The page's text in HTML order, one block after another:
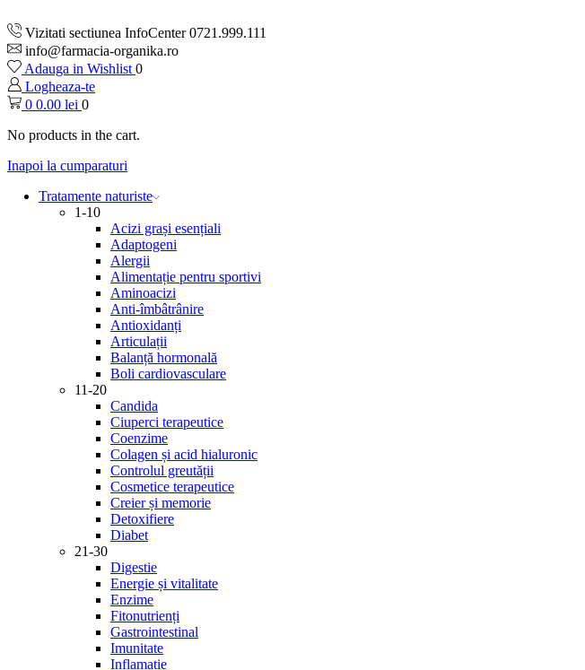
Vizitati sectiunea InfoCenter 0721.999.111
info@farmacia-organika.ro
Adauga in Wishlist 0
Logheaza-te
0 0.00 lei 0
No products in the cart.
Inapoi la cumparaturi
Tratamente naturiste
1-10
Acizi grași esențiali
Adaptogeni
Alergii
Alimentație pentru sportivi
Aminoacizi
Anti-îmbâtrânire
Antioxidanți
Articulații
Balanță hormonală
Boli cardiovasculare
11-20
Candida
Ciuperci terapeutice
Coenzime
Colagen și acid hialuronic
Controlul greutății
Cosmetice terapeutice
Creier și memorie
Detoxifiere
Diabet
21-30
Digestie
Energie și vitalitate
Enzime
Fitonutrienți
Gastrointestinal
Imunitate
Inflamație